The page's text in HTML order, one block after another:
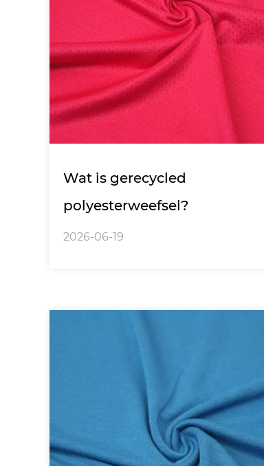
Wat is gerecycled
polyesterweefsel?
2026-06-19